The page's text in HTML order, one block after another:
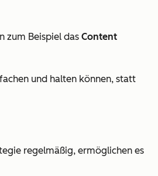
zum Beispiel das Content
und halten können, statt
regelmäßig, ermöglichen es